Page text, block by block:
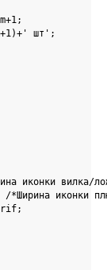
шт';
иконки вилка/
/*Ширина иконки